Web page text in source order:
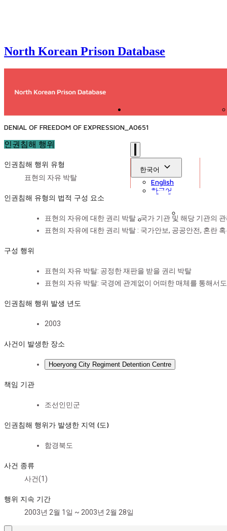
North Korean Prison Database
한국어
English
한국어
로그인
DENIAL OF FREEDOM OF EXPRESSION_A0651
인권침해 행위
인권침해 행위 유형
표현의 자유 박탈
인권침해 유형의 법적 구성 요소
표현의 자유에 대한 권리 박탈 : 국가 기관 및 해당 기관의
표현의 자유에 대한 권리 박탈 : 국가안보, 공공안전, 혼란
구성 행위
표현의 자유 박탈: 공정한 재판을 받을 권리 박탈
표현의 자유 박탈: 국경에 관계없이 어떠한 매체를 통해서
인권침해 행위 발생 년도
2003
사건이 발생한 장소
Hoeryong City Regiment Detention Centre
책임 기관
조선인민군
인권침해 행위가 발생한 지역 (도)
함경북도
사건 종류
사건(1)
행위 지속 기간
2003년 2월 1일 ~ 2003년 2월 28일